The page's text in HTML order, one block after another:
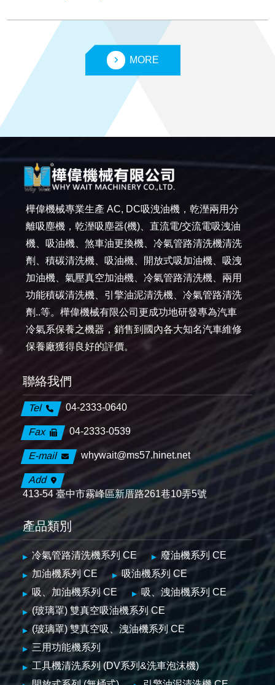
MORE
樺偉機械專業生產 AC, DC吸洩油機，乾溼兩用分
離吸塵機，乾溼吸塵器(機)、直流電/交流電吸洩油
機、吸油機、煞車油更換機、冷氣管路清洗機清洗
劑、積碳清洗機、吸油機、開放式吸加油機、吸洩
加油機、氣壓真空加油機、冷氣管路清洗機、兩用
功能積碳清洗機、引擎油泥清洗機、冷氣管路清洗
劑..等。樺偉機械有限公司更成功地研發專為汽車
冷氣系保養之機器，銷售到國內各大知名汽車維修
保養廠獲得良好的評價。
聯絡我們
Tel 04-2333-0640
Fax 04-2333-0539
E-mail whywait@ms57.hinet.net
Add
413-54 臺中市霧峰區新厝路261巷10弄5號
產品類別
冷氣管路清洗機系列 CE
廢油機系列 CE
加油機系列 CE
吸油機系列 CE
吸、加油機系列 CE
吸、洩油機系列 CE
(玻璃罩) 雙真空吸油機系列 CE
(玻璃罩) 雙真空吸、洩油機系列 CE
三用功能機系列
工具機清洗系列 (DV系列&洗車泡沫機)